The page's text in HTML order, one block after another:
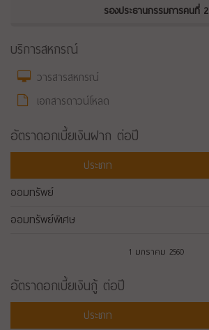
รองประธานกรรมการคนที่ 2
บริการสหกรณ์
วารสารสหกรณ์
เอกสารดาวน์โหลด
อัตราดอกเบี้ยเงินฝาก ต่อปี
ประเภท
ออมทรัพย์
ออมทรัพย์พิเศษ
1 มกราคม 2560
อัตราดอกเบี้ยเงินกู้ ต่อปี
ประเภท